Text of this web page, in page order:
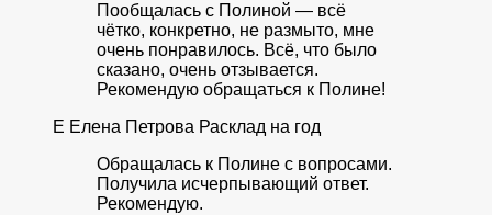
Пообщалась с Полиной — всё
чётко, конкретно, не размыто, мне
очень понравилось. Всё, что было
сказано, очень отзывается.
Рекомендую обращаться к Полине!
Е Елена Петрова Расклад на год
Обращалась к Полине с вопросами.
Получила исчерпывающий ответ.
Рекомендую.